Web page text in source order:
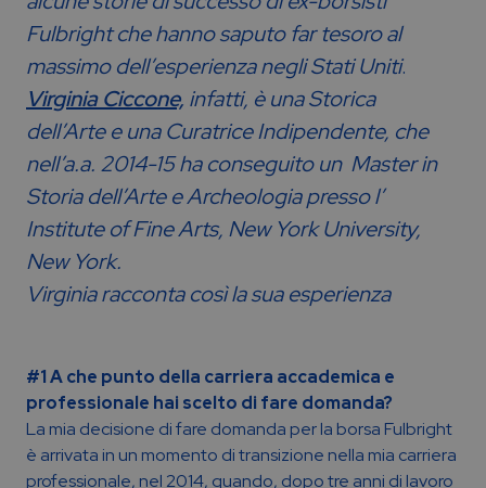
Fulbright che hanno saputo far tesoro al
massimo dell’esperienza negli Stati Uniti.
Virginia Ciccone, infatti, è una Storica
dell’Arte e una Curatrice Indipendente, che
nell’a.a. 2014-15 ha conseguito un Master in
Storia dell’Arte e Archeologia presso l’
Institute of Fine Arts, New York University,
New York.
Virginia racconta così la sua esperienza
#1 A che punto della carriera accademica e
professionale hai scelto di fare domanda?
La mia decisione di fare domanda per la borsa Fulbright
è arrivata in un momento di transizione nella mia carriera
professionale, nel 2014, quando, dopo tre anni di lavoro